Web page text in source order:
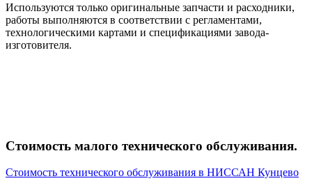
Используются только оригинальные запчасти и расходники,
работы выполняются в соответствии с регламентами,
технологическими картами и спецификациями завода-
изготовителя.
Стоимость малого технического обслуживания.
Стоимость технического обслуживания в НИССАН Кунцево